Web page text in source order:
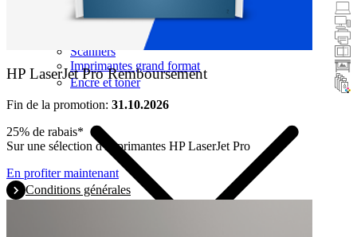
Ordinateurs portables et tablettes
Ordinateurs de bureau
Scanners
Imprimantes grand format
Encre et toner
Promotions
HP LaserJet Pro Remboursement
Fin de la promotion: 31.10.2026
25% de rabais*
Sur une sélection d'imprimantes HP LaserJet Pro
En profiter maintenant
Conditions générales